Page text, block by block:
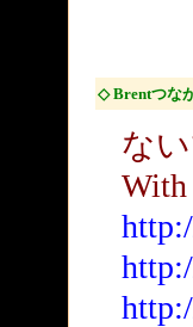
◇ Brentつな
な
With